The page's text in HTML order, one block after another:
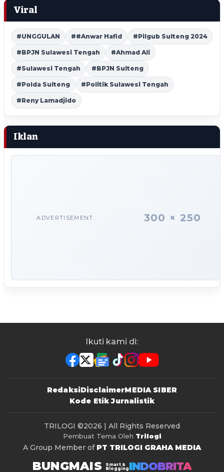
Viral
#UNGGULAN ##Anwar Hafid #Pilgub Sulteng 2024
#BPJN Sulawesi Tengah #Ahmad Ali
#Sulawesi Tengah #BPJN Sulteng
#Polda Sulteng #Politik Sulawesi Tengah
#Reny Lamadjido
Iklan
ADVERTISEMENT 300 × 250
Ikuti kami di:
RedaksiDisclaimerMEDIA SIBER
Kode Etik Jurnalistik
TRILOGI ©2026 | All Rights Reserved
Pembuat Tema Oleh Trilogi
A Group Member of PT TRILOGI GRAHA MEDIA
BUNGMAIS
Smart &
Blogging INDOBRITA